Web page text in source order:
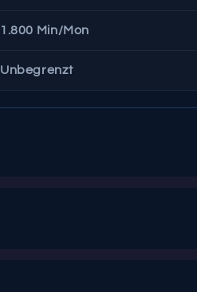
1.800 Min/Mon
Unbegrenzt